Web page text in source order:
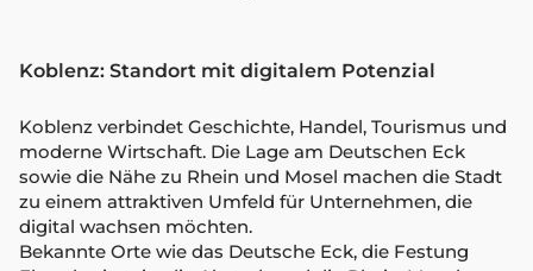
Koblenz: Standort mit digitalem Potenzial
Koblenz verbindet Geschichte, Handel, Tourismus und
moderne Wirtschaft. Die Lage am Deutschen Eck
sowie die Nähe zu Rhein und Mosel machen die Stadt
zu einem attraktiven Umfeld für Unternehmen, die
digital wachsen möchten.
Bekannte Orte wie das Deutsche Eck, die Festung